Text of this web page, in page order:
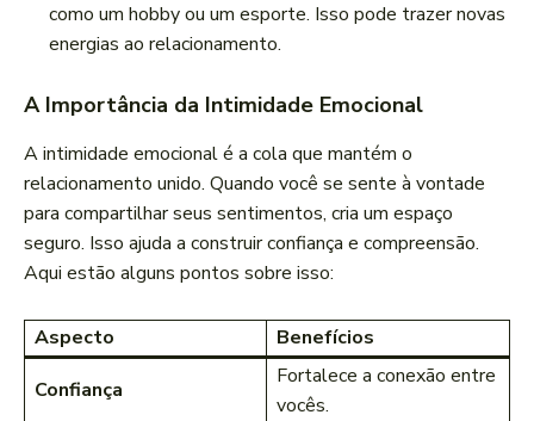
como um hobby ou um esporte. Isso pode trazer novas
energias ao relacionamento.
A Importância da Intimidade Emocional
A intimidade emocional é a cola que mantém o
relacionamento unido. Quando você se sente à vontade
para compartilhar seus sentimentos, cria um espaço
seguro. Isso ajuda a construir confiança e compreensão.
Aqui estão alguns pontos sobre isso:
Aspecto
Benefícios
Confiança
Fortalece a conexão entre
vocês.